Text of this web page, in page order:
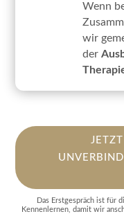
Wenn
wir
der
Das Erstgespräch ist für
Kennenlernen, damit wir